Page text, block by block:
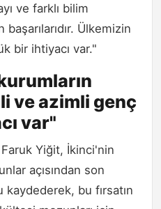
ve farklı bilim
Ülkemizin
bir ihtiyacı var."
ve azimli genç
var"
Yiğit, İkinci'nin
açısından son
bu fırsatın